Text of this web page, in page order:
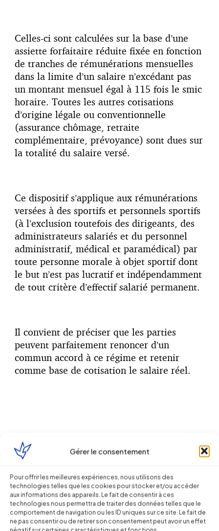
Gérer le consentement
Pour offrir les meilleures expériences, nous utilisons des
technologies telles que les cookies pour stocker et/ou accéder
aux informations des appareils. Le fait de consentir à ces
technologies nous permettra de traiter des données telles que le
comportement de navigation ou les ID uniques sur ce site. Le fait de
ne pas consentir ou de retirer son consentement peut avoir un effet
Celles-ci sont calculées sur la base d’une
assiette forfaitaire réduite fixée en fonction
de tranches de rémunérations mensuelles
dans la limite d’un salaire n’excédant pas
un montant mensuel égal à 115 fois le smic
horaire. Toutes les autres cotisations
d’origine légale ou conventionnelle
(assurance chômage, retraite
complémentaire, prévoyance) sont dues sur
la totalité du salaire versé.
Ce dispositif s’applique aux rémunérations
versées à des sportifs et personnels sportifs
(à l’exclusion toutefois des dirigeants, des
administrateurs salariés et du personnel
administratif, médical et paramédical) par
toute personne morale à objet sportif dont
le but n’est pas lucratif et indépendamment
de tout critère d’effectif salarié permanent.
Il convient de préciser que les parties
peuvent parfaitement renoncer d’un
commun accord à ce régime et retenir
comme base de cotisation le salaire réel.
Le dispositif de la franchise de cotisations
résulte, étrangement, de la circulaire
interministérielle du 28 juillet 1994. En
effet, par principe, seul le législateur peut